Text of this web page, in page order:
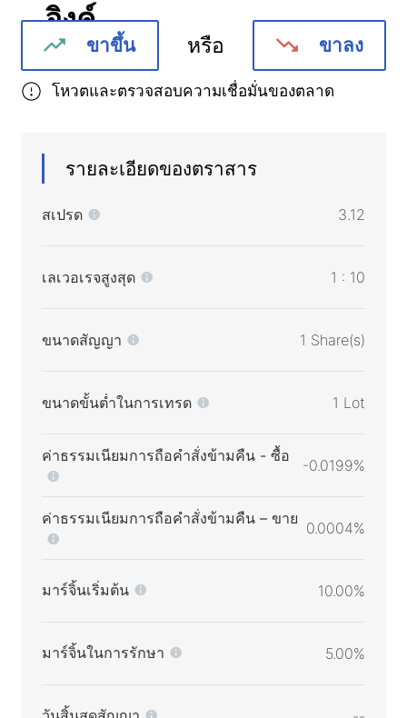
อิงค์
ขาขึ้น หรือ ขาลง
โหวตและตรวจสอบความเชื่อมั่นของตลาด
รายละเอียดของตราสาร
สเปรด 3.12
เลเวอเรจสูงสุด 1 : 10
ขนาดสัญญา 1 Share(s)
ขนาดขั้นต่ำในการเทรด 1 Lot
ค่าธรรมเนียมการถือคำสั่งข้ามคืน - ซื้อ
-0.0199%
ค่าธรรมเนียมการถือคำสั่งข้ามคืน – ขาย
0.0004%
มาร์จิ้นเริ่มต้น 10.00%
มาร์จิ้นในการรักษา 5.00%